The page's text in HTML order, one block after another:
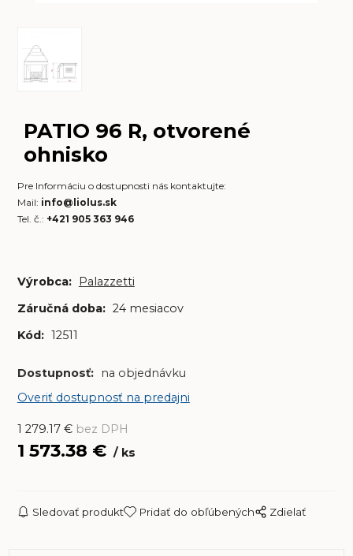
PATIO 96 R, otvorené
ohnisko
Pre Informáciu o dostupnosti nás kontaktujte:
Mail: info@liolus.sk
Tel. č.: +421 905 363 946
Výrobca:
Palazzetti
Záručná doba: 24 mesiacov
Kód: 12511
Dostupnosť:
na objednávku
Overiť dostupnosť na predajni
1 279.17€ bez DPH
1 573.38 € ks
Sledovať produkt Pridať do obľúbených Zdielať